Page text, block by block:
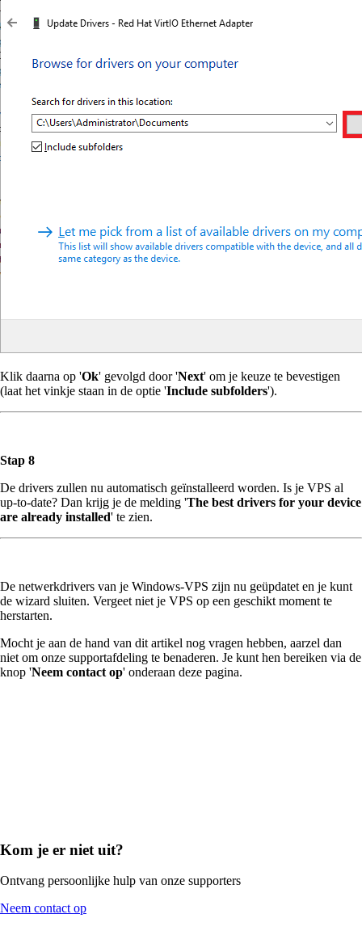
Klik daarna op 'Ok' gevolgd door 'Next' om je keuze te bevestigen
(laat het vinkje staan in de optie 'Include subfolders').
Stap 8
De drivers zullen nu automatisch geïnstalleerd worden. Is je VPS al
up-to-date? Dan krijg je de melding 'The best drivers for your device
are already installed' te zien.
De netwerkdrivers van je Windows-VPS zijn nu geüpdatet en je kunt
de wizard sluiten. Vergeet niet je VPS op een geschikt moment te
herstarten.
Mocht je aan de hand van dit artikel nog vragen hebben, aarzel dan
niet om onze supportafdeling te benaderen. Je kunt hen bereiken via de
knop 'Neem contact op' onderaan deze pagina.
Kom je er niet uit?
Ontvang persoonlijke hulp van onze supporters
Neem contact op